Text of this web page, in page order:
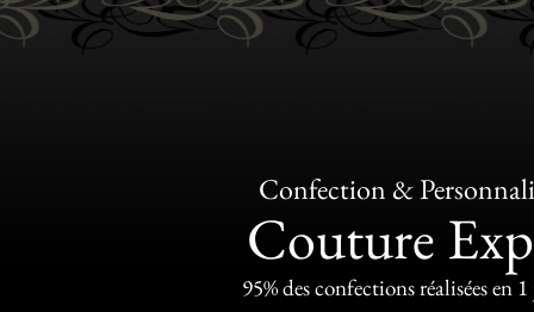
Confection &
Couture
95% des confections réalisées en